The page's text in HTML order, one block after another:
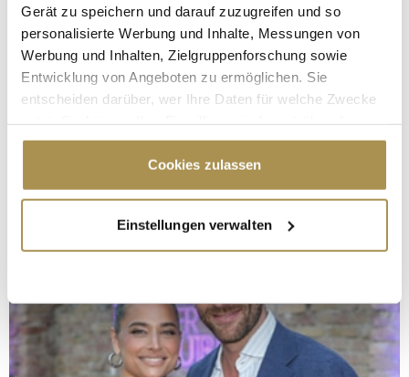
Gerät zu speichern und darauf zuzugreifen und so
personalisierte Werbung und Inhalte, Messungen von
Werbung und Inhalten, Zielgruppenforschung sowie
Entwicklung von Angeboten zu ermöglichen. Sie
entscheiden darüber, wer Ihre Daten für welche Zwecke
Cookie-Erklärung oder durch Klicken auf das Privacy
Trigger Symbol ändern oder widerrufen
Informationen über Ihre geografische Lage
erfassen, welche bis auf einige Meter genau sein
bestimmten Merkmalen (Fingerprinting) identifizieren
Erfahren Sie mehr darüber, wie Ihre persönlichen Daten
verarbeitet werden, und legen Sie Ihre Präferenzen im
Cookies zulassen
Einstellungen verwalten